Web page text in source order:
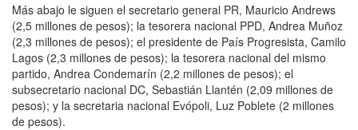
Más abajo le siguen el secretario general PR, Mauricio Andrews
(2,5 millones de pesos); la tesorera nacional PPD, Andrea Muñoz
(2,3 millones de pesos); el presidente de País Progresista, Camilo
Lagos (2,3 millones de pesos); la tesorera nacional del mismo
partido, Andrea Condemarín (2,2 millones de pesos); el
subsecretario nacional DC, Sebastián Llantén (2,09 millones de
pesos); y la secretaria nacional Evópoli, Luz Poblete (2 millones
de pesos).